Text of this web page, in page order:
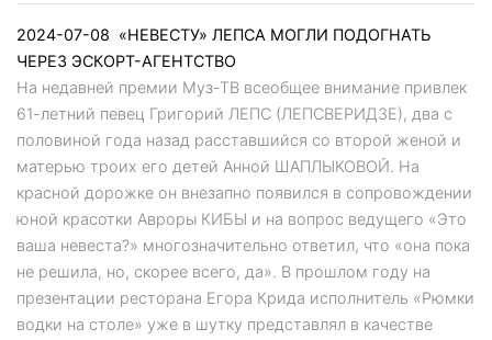
2024-07-08 «НЕВЕСТУ» ЛЕПСА МОГЛИ ПОДОГНАТЬ
ЧЕРЕЗ ЭСКОРТ-АГЕНТСТВО
На недавней премии Муз-ТВ всеобщее внимание привлек
61-летний певец Григорий ЛЕПС (ЛЕПСВЕРИДЗЕ), два с
половиной года назад расставшийся со второй женой и
матерью троих его детей Анной ШАПЛЫКОВОЙ. На
красной дорожке он внезапно появился в сопровождении
юной красотки Авроры КИБЫ и на вопрос ведущего «Это
ваша невеста?» многозначительно ответил, что «она пока
не решила, но, скорее всего, да». В прошлом году на
презентации ресторана Егора Крида исполнитель «Рюмки
водки на столе» уже в шутку представлял в качестве